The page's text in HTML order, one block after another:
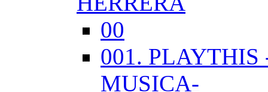
00
001. PLAYTHIS
MUSICA-